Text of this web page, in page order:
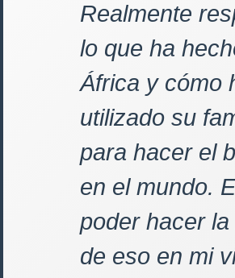
Realmente
lo que ha
África y cómo
utilizado su
para hacer el
en el mundo.
poder hacer la
de eso en mi